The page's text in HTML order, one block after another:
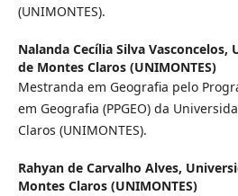
(UNIMONTES).
Nalanda Cecília Silva Vasconcelos,
de Montes Claros (UNIMONTES)
Mestranda em Geografia pelo
em Geografia (PPGEO) da
Claros (UNIMONTES).
Rahyan de Carvalho Alves,
Montes Claros (UNIMONTES)